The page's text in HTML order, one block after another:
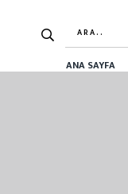
ANA SAYFA